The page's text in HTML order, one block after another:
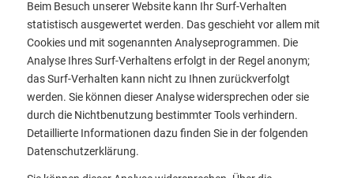
Beim Besuch unserer Website kann Ihr Surf-Verhalten
statistisch ausgewertet werden. Das geschieht vor allem mit
Cookies und mit sogenannten Analyseprogrammen. Die
Analyse Ihres Surf-Verhaltens erfolgt in der Regel anonym;
das Surf-Verhalten kann nicht zu Ihnen zurückverfolgt
werden. Sie können dieser Analyse widersprechen oder sie
durch die Nichtbenutzung bestimmter Tools verhindern.
Detaillierte Informationen dazu finden Sie in der folgenden
Datenschutzerklärung.